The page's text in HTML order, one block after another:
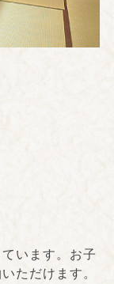
います。お子
ただけます。